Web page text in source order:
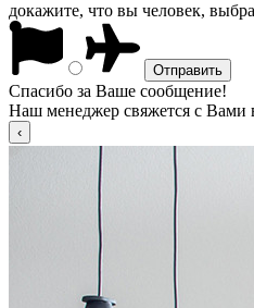
докажите, что вы человек,
Спасибо за Ваше сообщение!
Наш менеджер свяжется с Вами